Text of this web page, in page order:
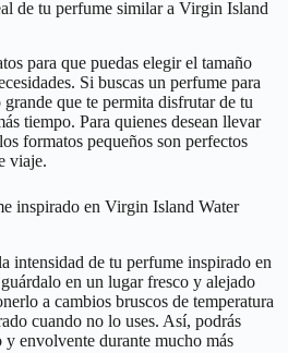
de tu perfume similar a Virgin Island
para que puedas elegir el tamaño
Si buscas un perfume para
que te permita disfrutar de tu
tiempo. Para quienes desean llevar
formatos pequeños son perfectos
viaje.
inspirado en Virgin Island Water
intensidad de tu perfume inspirado en
en un lugar fresco y alejado
a cambios bruscos de temperatura
cuando no lo uses. Así, podrás
y envolvente durante mucho más